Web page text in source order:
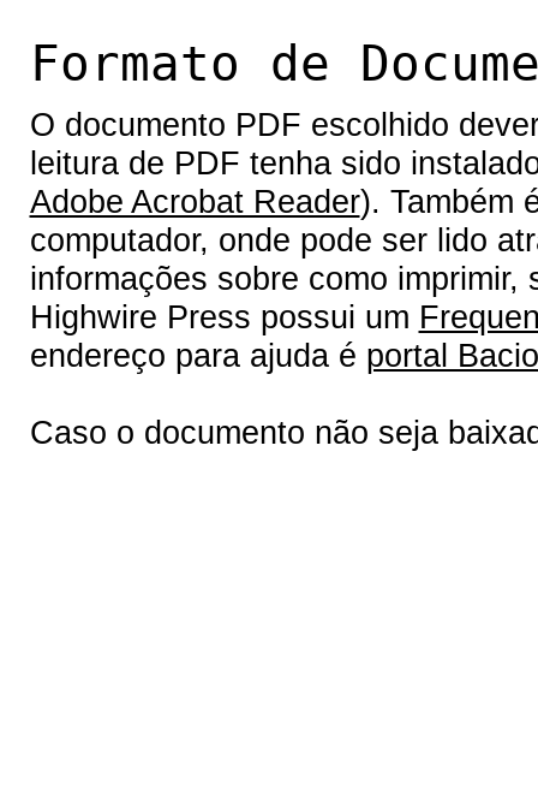
Formato de
O documento PDF escolhido
leitura de PDF tenha sido
Adobe Acrobat Reader). Também
computador, onde pode ser lido
informações sobre como
Highwire Press possui um
endereço para ajuda é portal
Caso o documento não seja